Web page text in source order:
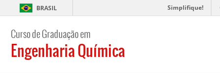
BRASIL Simplifique!
Curso de Graduação em
Engenharia Química